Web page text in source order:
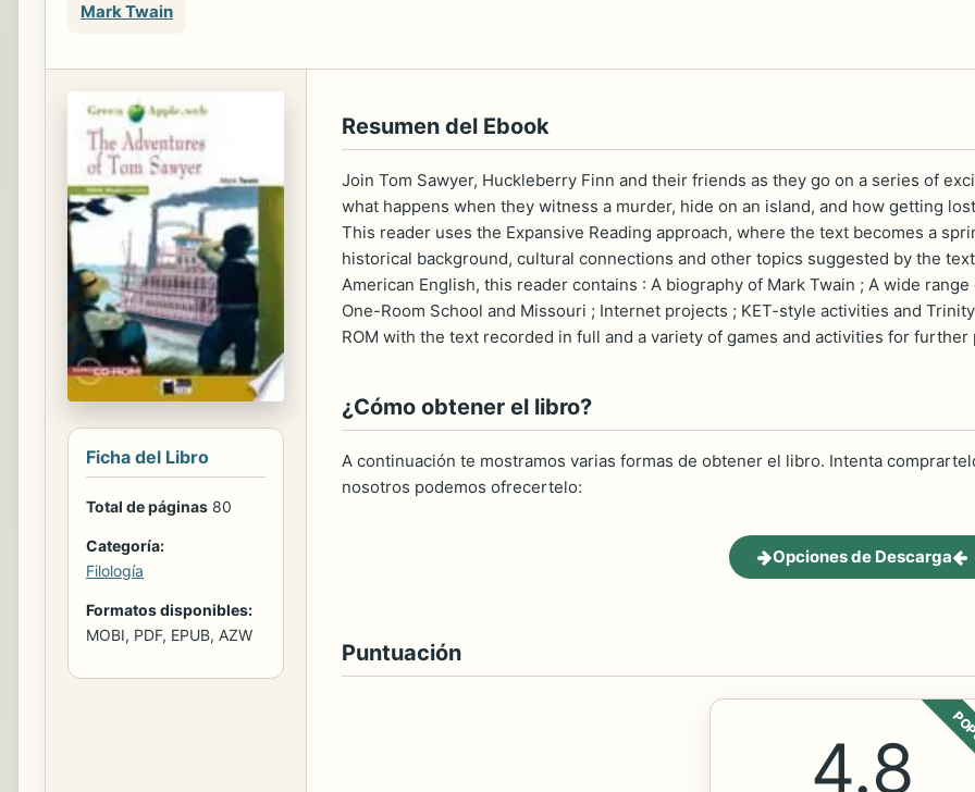
Mark Twain
Ficha del Libro
Total de páginas 80
Categoría:
Filología
Formatos disponibles:
MOBI, PDF, EPUB, AZW
Resumen del Ebook
Join Tom Sawyer, Huckleberry Finn and their friends as they go on a series of
what happens when they witness a murder, hide on an island, and how getting
This reader uses the Expansive Reading approach, where the text becomes a
historical background, cultural connections and other topics suggested by the
American English, this reader contains : A biography of Mark Twain ; A wide
One-Room School and Missouri ; Internet projects ; KET-style activities and
ROM with the text recorded in full and a variety of games and activities for further
¿Cómo obtener el libro?
A continuación te mostramos varias formas de obtener el libro. Intenta
nosotros podemos ofrecertelo:
Opciones de Descarga
Puntuación
4.8